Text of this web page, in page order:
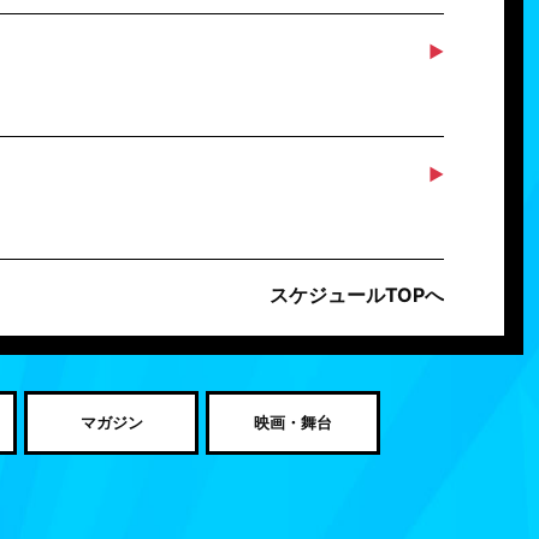
スケジュールTOPへ
マガジン 映画・舞台